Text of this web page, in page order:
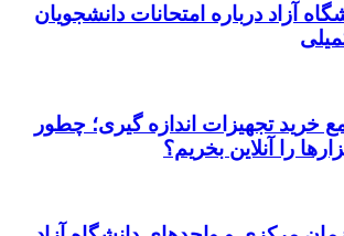
آزاد درباره امتحانات دانشجویان
خرید تجهیزات اندازه گیری؛ چطور
را آنلاین بخریم؟